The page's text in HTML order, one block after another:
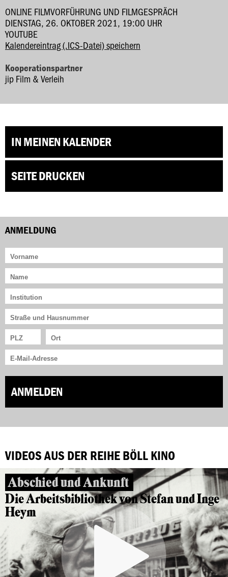
ONLINE FILMVORFÜHRUNG UND FILMGESPRÄCH
DIENSTAG, 26. OKTOBER 2021, 19:00 UHR
YOUTUBE
Kalendereintrag (.ICS-Datei) speichern
Kooperationspartner
jip Film & Verleih
IN MEINEN KALENDER
SEITE DRUCKEN
ANMELDUNG
ANMELDEN
VIDEOS AUS DER REIHE BÖLL KINO
Abschied und Ankunft
Die Arbeitsbibliothek von Stefan und Inge
Heym